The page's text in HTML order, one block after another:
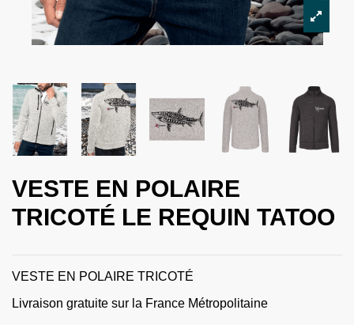
VESTE EN POLAIRE
TRICOTÉ LE REQUIN TATOO
VESTE EN POLAIRE TRICOTÉ
Livraison gratuite sur la France Métropolitaine